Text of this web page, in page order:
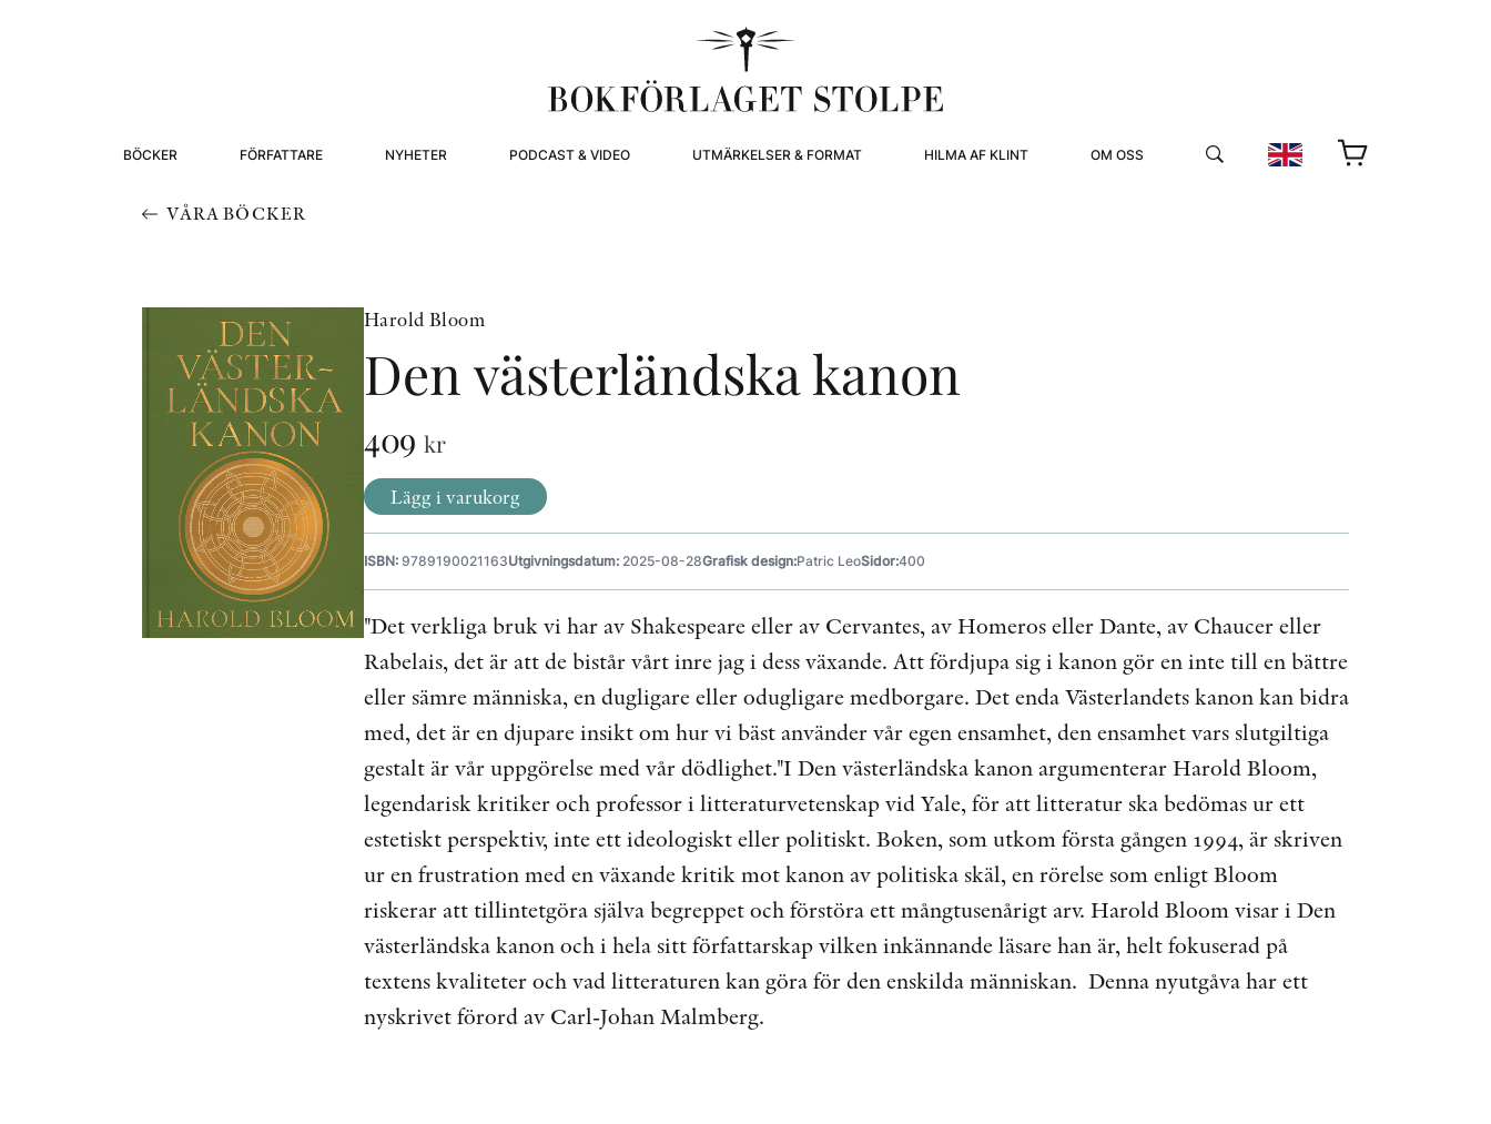
BÖCKER FÖRFATTARE NYHETER PODCAST & VIDEO UTMÄRKELSER & FORMAT HILMA AF KLINT OM OSS
PEER REVIEW-PROCESSEN
VÅRA BÖCKER
Harold Bloom
Den västerländska kanon
409 kr
Lägg i varukorg
ISBN: 9789190021163Utgivningsdatum: 2025-08-28Grafisk design:Patric LeoSidor:400
"Det verkliga bruk vi har av Shakespeare eller av Cervantes, av Homeros eller Dante, av Chaucer eller
Rabelais, det är att de bistår vårt inre jag i dess växande. Att fördjupa sig i kanon gör en inte till en bättre
eller sämre människa, en dugligare eller odugligare medborgare. Det enda Västerlandets kanon kan bidra
med, det är en djupare insikt om hur vi bäst använder vår egen ensamhet, den ensamhet vars slutgiltiga
gestalt är vår uppgörelse med vår dödlighet."I Den västerländska kanon argumenterar Harold Bloom,
legendarisk kritiker och professor i litteraturvetenskap vid Yale, för att litteratur ska bedömas ur ett
estetiskt perspektiv, inte ett ideologiskt eller politiskt. Boken, som utkom första gången 1994, är skriven
ur en frustration med en växande kritik mot kanon av politiska skäl, en rörelse som enligt Bloom
riskerar att tillintetgöra själva begreppet och förstöra ett mångtusenårigt arv. Harold Bloom visar i Den
västerländska kanon och i hela sitt författarskap vilken inkännande läsare han är, helt fokuserad på
textens kvaliteter och vad litteraturen kan göra för den enskilda människan. Denna nyutgåva har ett
nyskrivet förord av Carl-Johan Malmberg.